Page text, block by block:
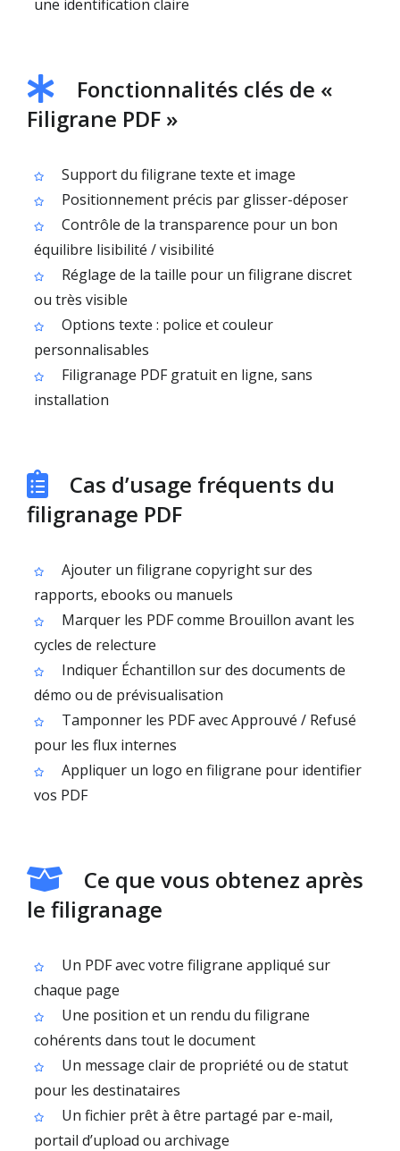
une identification claire
Fonctionnalités clés de «
Filigrane PDF »
Support du filigrane texte et image
Positionnement précis par glisser-déposer
Contrôle de la transparence pour un bon
équilibre lisibilité / visibilité
Réglage de la taille pour un filigrane discret
ou très visible
Options texte : police et couleur
personnalisables
Filigranage PDF gratuit en ligne, sans
installation
Cas d’usage fréquents du
filigranage PDF
Ajouter un filigrane copyright sur des
rapports, ebooks ou manuels
Marquer les PDF comme Brouillon avant les
cycles de relecture
Indiquer Échantillon sur des documents de
démo ou de prévisualisation
Tamponner les PDF avec Approuvé / Refusé
pour les flux internes
Appliquer un logo en filigrane pour identifier
vos PDF
Ce que vous obtenez après
le filigranage
Un PDF avec votre filigrane appliqué sur
chaque page
Une position et un rendu du filigrane
cohérents dans tout le document
Un message clair de propriété ou de statut
pour les destinataires
Un fichier prêt à être partagé par e-mail,
portail d’upload ou archivage